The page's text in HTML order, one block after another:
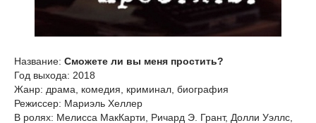
Название: Сможете ли вы меня простить?
Год выхода: 2018
Жанр: драма, комедия, криминал, биография
Режиссер: Мариэль Хеллер
В ролях: Мелисса МакКарти, Ричард Э. Грант, Долли Уэллс,